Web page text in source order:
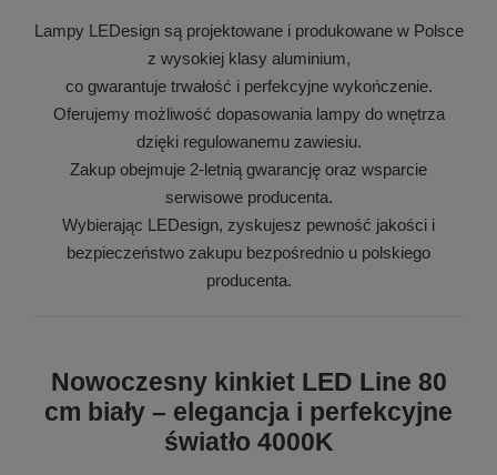
Lampy LEDesign są projektowane i produkowane w Polsce
z wysokiej klasy aluminium,
co gwarantuje trwałość i perfekcyjne wykończenie.
Oferujemy możliwość dopasowania lampy do wnętrza
dzięki regulowanemu zawiesiu.
Zakup obejmuje 2-letnią gwarancję oraz wsparcie
serwisowe producenta.
Wybierając LEDesign, zyskujesz pewność jakości i
bezpieczeństwo zakupu bezpośrednio u polskiego
producenta.
Nowoczesny kinkiet LED Line 80
cm biały – elegancja i perfekcyjne
światło 4000K